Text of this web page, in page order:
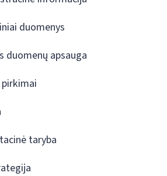
duomenys
duomenų apsauga
taryba